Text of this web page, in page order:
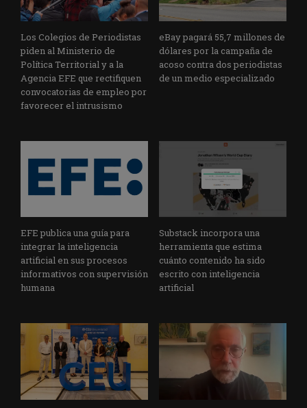
Los Colegios de Periodistas
piden al Ministerio de
Política Territorial y a la
Agencia EFE que rectifiquen
convocatorias de empleo por
favorecer el intrusismo
eBay pagará 55,7 millones de
dólares por la campaña de
acoso contra dos periodistas
de un medio especializado
EFE publica una guía para
integrar la inteligencia
artificial en sus procesos
informativos con supervisión
humana
Substack incorpora una
herramienta que estima
cuánto contenido ha sido
escrito con inteligencia
artificial